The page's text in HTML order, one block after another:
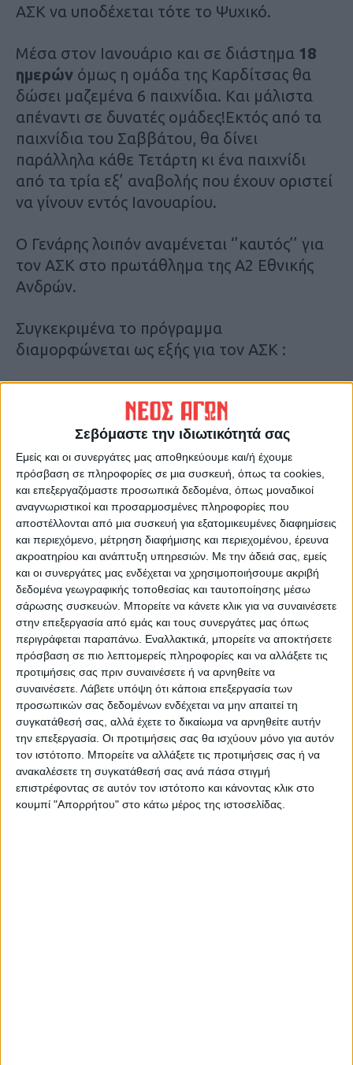
Σεβόμαστε την ιδιωτικότητά σας
Εμείς και οι συνεργάτες μας αποθηκεύουμε και/ή έχουμε
πρόσβαση σε πληροφορίες σε μια συσκευή, όπως τα cookies,
και επεξεργαζόμαστε προσωπικά δεδομένα, όπως μοναδικοί
αναγνωριστικοί και προσαρμοσμένες πληροφορίες που
αποστέλλονται από μια συσκευή για εξατομικευμένες διαφημίσεις
και περιεχόμενο, μέτρηση διαφήμισης και περιεχομένου, έρευνα
ακροατηρίου και ανάπτυξη υπηρεσιών. Με την άδειά σας, εμείς
και οι συνεργάτες μας ενδέχεται να χρησιμοποιήσουμε ακριβή
δεδομένα γεωγραφικής τοποθεσίας και ταυτοποίησης μέσω
σάρωσης συσκευών. Μπορείτε να κάνετε κλικ για να συναινέσετε
στην επεξεργασία από εμάς και τους συνεργάτες μας όπως
περιγράφεται παραπάνω. Εναλλακτικά, μπορείτε να αποκτήσετε
πρόσβαση σε πιο λεπτομερείς πληροφορίες και να αλλάξετε τις
προτιμήσεις σας πριν συναινέσετε ή να αρνηθείτε να
συναινέσετε. Λάβετε υπόψη ότι κάποια επεξεργασία των
προσωπικών σας δεδομένων ενδέχεται να μην απαιτεί τη
συγκατάθεσή σας, αλλά έχετε το δικαίωμα να αρνηθείτε αυτήν
την επεξεργασία. Οι προτιμήσεις σας θα ισχύουν μόνο για αυτόν
τον ιστότοπο. Μπορείτε να αλλάξετε τις προτιμήσεις σας ή να
ανακαλέσετε τη συγκατάθεσή σας ανά πάσα στιγμή
επιστρέφοντας σε αυτόν τον ιστότοπο και κάνοντας κλικ στο
κουμπί "Απορρήτου" στο κάτω μέρος της ιστοσελίδας.
ΑΣΚ να υποδέχεται τότε το Ψυχικό.
Μέσα στον Ιανουάριο και σε διάστημα 18
ημερών όμως η ομάδα της Καρδίτσας θα
δώσει μαζεμένα 6 παιχνίδια. Και μάλιστα
απέναντι σε δυνατές ομάδες!Εκτός από τα
παιχνίδια του Σαββάτου, θα δίνει
παράλληλα κάθε Τετάρτη κι ένα παιχνίδι
από τα τρία εξ’ αναβολής που έχουν οριστεί
να γίνουν εντός Ιανουαρίου.
Ο Γενάρης λοιπόν αναμένεται ‘’καυτός’’ για
τον ΑΣΚ στο πρωτάθλημα της Α2 Εθνικής
Ανδρών.
Συγκεκριμένα το πρόγραμμα
διαμορφώνεται ως εξής για τον ΑΣΚ :
ΑΣ Καρδίτσας – ΑΕ Ψυχικού
Εξ’ αναβολής -12/01/22
Χαρ. Τρικούπης – ΑΣ Καρδίτσας
14η Αγωνιστική – 15/01/22
ΑΟ Αμύντας – ΑΣ Καρδίτσας
Εξ’ αναβολής – 19/01/22
ΑΣ Καρδίτσας- ΓΣ Ελευθερούπολης
15η Αγωνιστική – 22/01/22
ΑΣ Καρδίτσας – ΑΣ Κόροιβος
Εξ’ αναβολής- 26/01/22
Τελευταίες Ειδήσεις Σήμερα
Ακολούθησε την εφημερίδα ΝΕΟΣ